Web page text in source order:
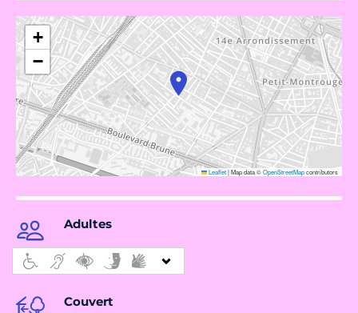
+
−
Leaflet|Map data ©OpenStreetMapcontributors
Adultes
Couvert